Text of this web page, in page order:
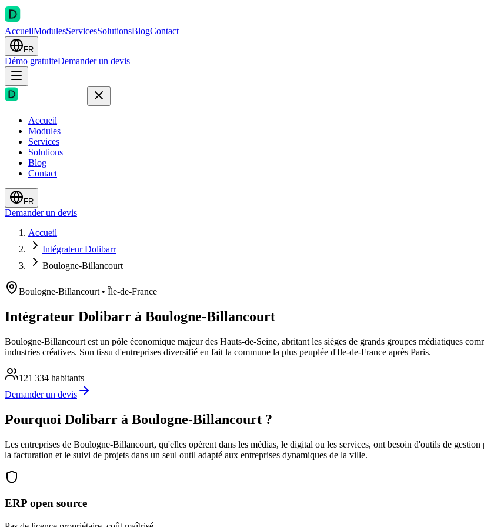
AccueilModulesServicesSolutionsBlogContact
FR
Démo gratuiteDemander un devis
Accueil
Modules
Services
Solutions
Blog
Contact
FR
Demander un devis
Accueil
Intégrateur Dolibarr
Boulogne-Billancourt
Boulogne-Billancourt • Île-de-France
Intégrateur Dolibarr à Boulogne-Billancourt
Boulogne-Billancourt est un pôle économique majeur des Hauts-de-Seine, abritant les sièges de grands groupes médiatiques
industries créatives. Son tissu d'entreprises diversifié en fait la commune la plus peuplée d'Ile-de-France après Paris.
121 334 habitants
Demander un devis
Pourquoi Dolibarr à Boulogne-Billancourt ?
Les entreprises de Boulogne-Billancourt, qu'elles opèrent dans les médias, le digital ou les services, ont besoin d'outils de
la facturation et le suivi de projets dans un seul outil adapté aux entreprises dynamiques de la ville.
ERP open source